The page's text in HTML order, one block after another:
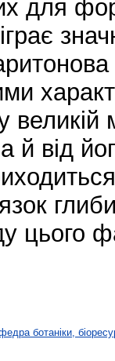
для
й від
цього
ботаніки,